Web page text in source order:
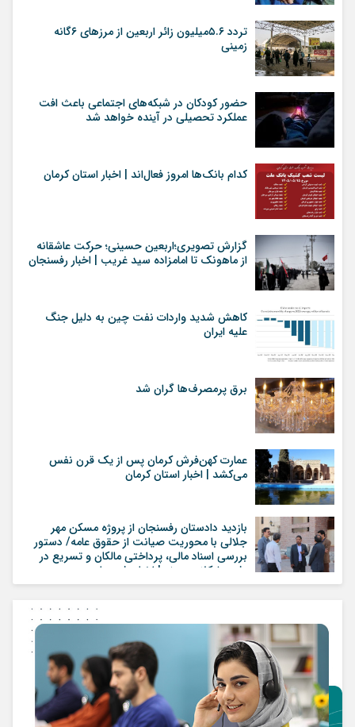
تردد ۵.۶میلیون زائر اربعین از مرزهای ۶گانه
زمینی
حضور کودکان در شبکه‌های اجتماعی باعث افت
عملکرد تحصیلی در آینده خواهد شد
کدام بانک‌ها امروز فعال‌اند | اخبار استان کرمان
گزارش تصویری؛اربعین حسینی؛ حرکت عاشقانه
از ماهونک تا امامزاده سید غریب | اخبار رفسنجان
کاهش شدید واردات نفت چین به دلیل جنگ
علیه ایران
برق پرمصرف‌ها گران شد
عمارت کهن‌فرش کرمان پس از یک قرن نفس
می‌کشد | اخبار استان کرمان
بازدید دادستان رفسنجان از پروژه مسکن مهر
جلالی با محوریت صیانت از حقوق عامه/ دستور
بررسی اسناد مالی، پرداختی مالکان و تسریع در
رفع مشکلات پروژه | اخبار رفسنجان